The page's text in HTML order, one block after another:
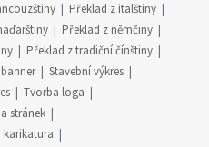
Překlad z italštiny
Překlad z němčiny
Překlad z tradiční čínštiny
Stavební výkres
Tvorba loga
stránek
karikatura